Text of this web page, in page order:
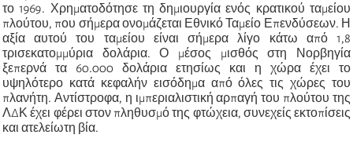
το 1969. Χρηματοδότησε τη δημιουργία ενός κρατικού ταμείου
πλούτου, που σήμερα ονομάζεται Εθνικό Ταμείο Επενδύσεων. Η
αξία αυτού του ταμείου είναι σήμερα λίγο κάτω από 1,8
τρισεκατομμύρια δολάρια. Ο μέσος μισθός στη Νορβηγία
ξεπερνά τα 60.000 δολάρια ετησίως και η χώρα έχει το
υψηλότερο κατά κεφαλήν εισόδημα από όλες τις χώρες του
πλανήτη. Αντίστροφα, η ιμπεριαλιστική αρπαγή του πλούτου της
ΛΔΚ έχει φέρει στον πληθυσμό της φτώχεια, συνεχείς εκτοπίσεις
και ατελείωτη βία.